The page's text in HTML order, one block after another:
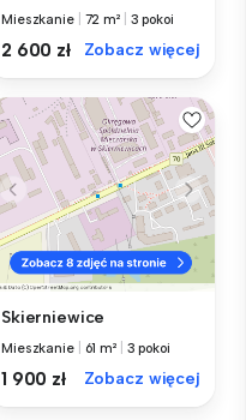
Mieszkanie 72 m² 3 pokoi
2 600 zł Zobacz więcej
Skierniewice
Mieszkanie 61 m² 3 pokoi
1 900 zł Zobacz więcej